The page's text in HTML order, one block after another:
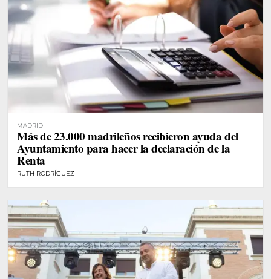
MADRID
Más de 23.000 madrileños recibieron ayuda del
Ayuntamiento para hacer la declaración de la
Renta
RUTH RODRÍGUEZ